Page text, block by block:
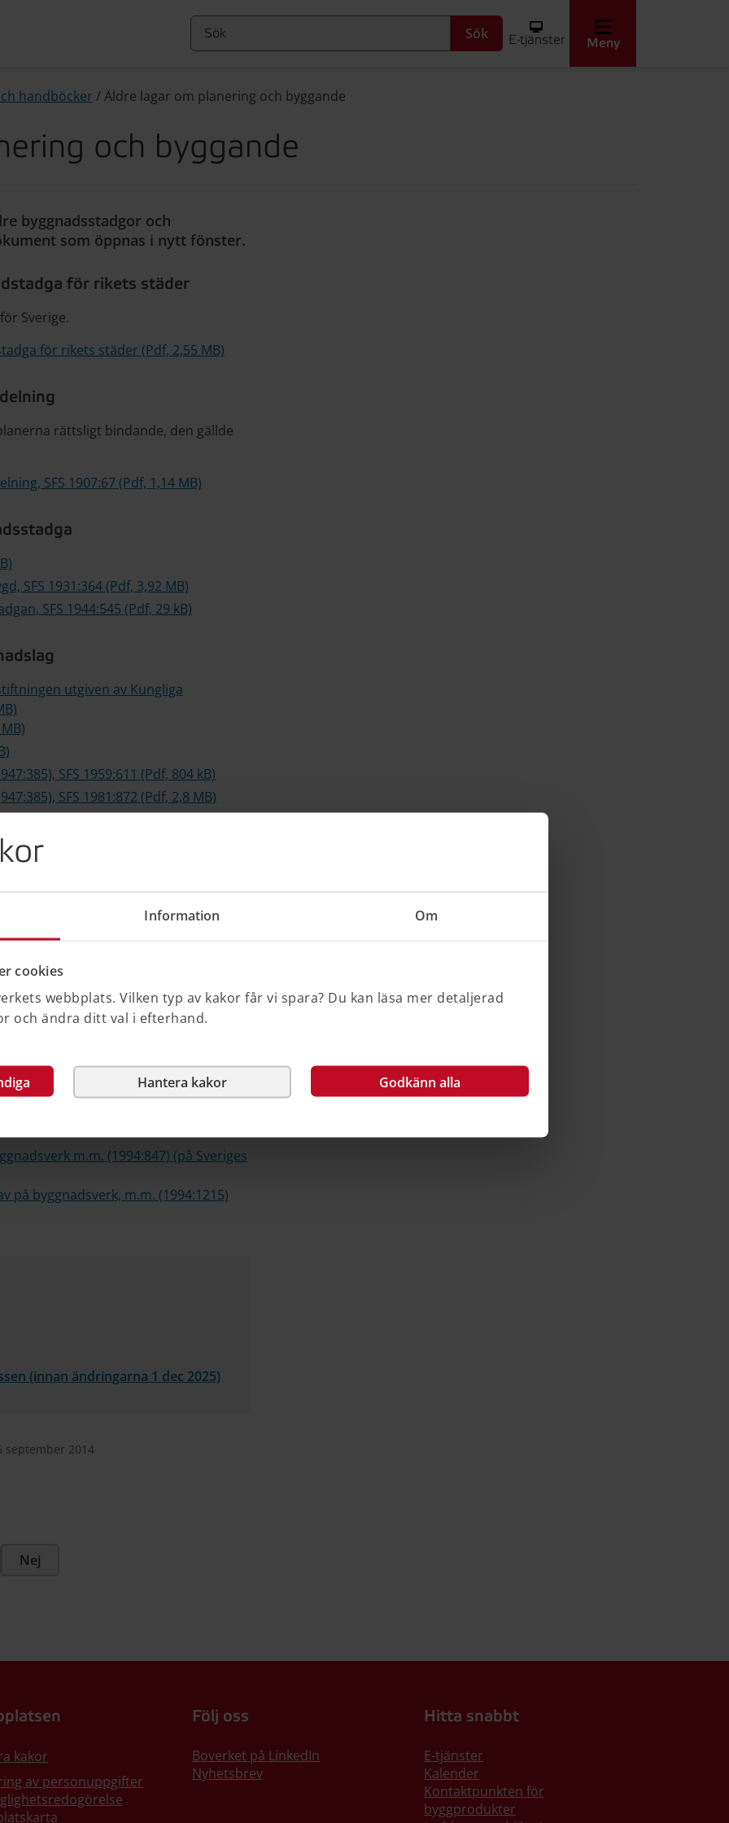
Information Om
cookies
webbplats. Vilken typ av kakor får vi spara? Du kan läsa mer detaljerad
och ändra ditt val i efterhand.
Hantera kakor Godkänn alla
Sök E-tjänster Meny
handböcker /Äldre lagar om planering och byggande
och byggande
byggnadsstadgor och
som öppnas i nytt fönster.
för rikets städer
Sverige.
för rikets städer (Pdf, 2,55 MB)
rättsligt bindande, den gällde
SFS 1907:67 (Pdf, 1,14 MB)
SFS 1931:364 (Pdf, 3,92 MB)
SFS 1944:545 (Pdf, 29 kB)
utgiven av Kungliga
SFS 1959:611 (Pdf, 804 kB)
SFS 1981:872 (Pdf, 2,8 MB)
Kungliga byggnadsstyrelsens
MB)
SFS 1981:873 (Pdf, 3,11 MB)
och byggförordning
riksdags webbplats)
Sveriges riksdags webbplats)
(BVF)
m.m. (1994:847) (på Sveriges
på byggnadsverk, m.m. (1994:1215)
(innan ändringarna 1 dec 2025)
september 2014
Nej
kakor
av personuppgifter
Följ oss
Boverket på LinkedIn
Nyhetsbrev
Hitta snabbt
E-tjänster
Kalender
Kontaktpunkten för
byggprodukter